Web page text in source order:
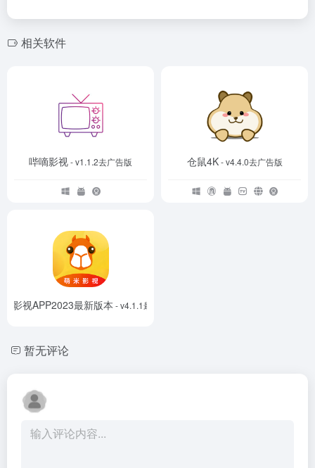
相关软件
哔嘀影视- v1.1.2去广告版 仓鼠4K- v4.4.0去广告版
米影视APP2023最新版本 - v4.1.1最新版
暂无评论